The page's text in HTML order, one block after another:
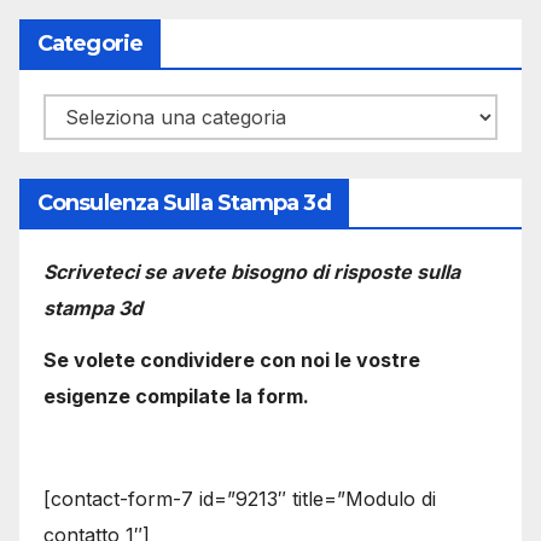
Categorie
Categorie
Consulenza Sulla Stampa 3d
Scriveteci se avete bisogno di risposte sulla
stampa 3d
Se volete condividere con noi le vostre
esigenze compilate la form.
[contact-form-7 id=”9213″ title=”Modulo di
contatto 1″]